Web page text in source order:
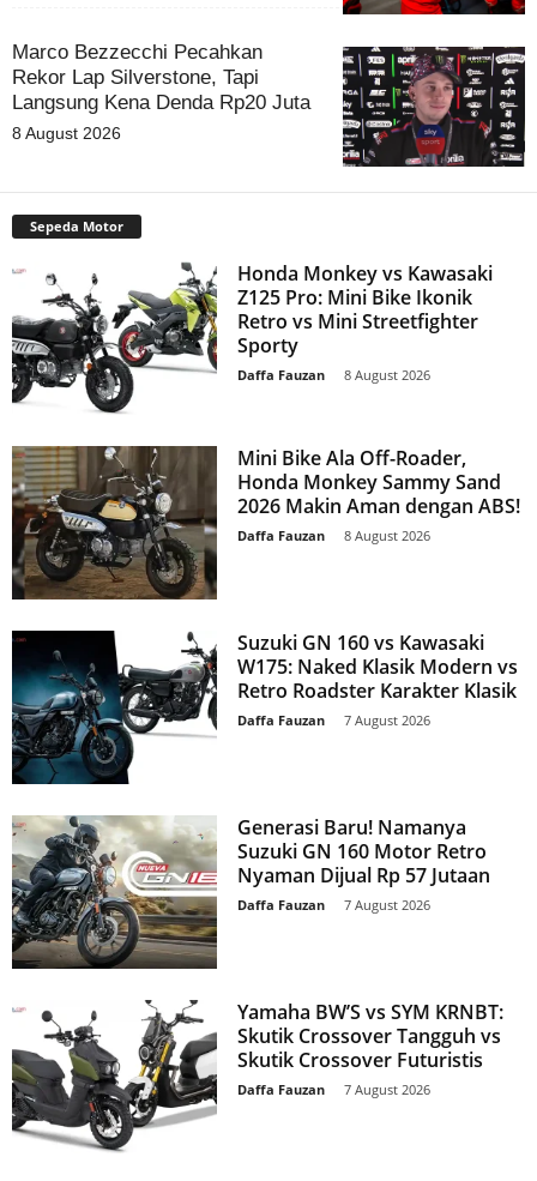
Marco Bezzecchi Pecahkan
Rekor Lap Silverstone, Tapi
Langsung Kena Denda Rp20 Juta
8 August 2026
Sepeda Motor
Honda Monkey vs Kawasaki
Z125 Pro: Mini Bike Ikonik
Retro vs Mini Streetfighter
Sporty
Daffa Fauzan 8 August 2026
Mini Bike Ala Off-Roader,
Honda Monkey Sammy Sand
2026 Makin Aman dengan ABS!
Daffa Fauzan 8 August 2026
Suzuki GN 160 vs Kawasaki
W175: Naked Klasik Modern vs
Retro Roadster Karakter Klasik
Daffa Fauzan 7 August 2026
Generasi Baru! Namanya
Suzuki GN 160 Motor Retro
Nyaman Dijual Rp 57 Jutaan
Daffa Fauzan 7 August 2026
Yamaha BW’S vs SYM KRNBT:
Skutik Crossover Tangguh vs
Skutik Crossover Futuristis
Daffa Fauzan 7 August 2026